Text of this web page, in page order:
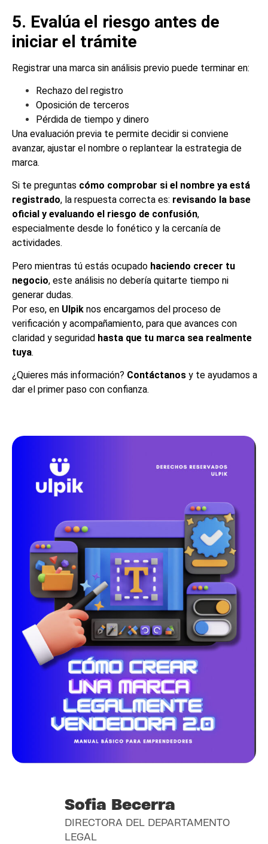
5. Evalúa el riesgo antes de
iniciar el trámite
Registrar una marca sin análisis previo puede terminar en:
Rechazo del registro
Oposición de terceros
Pérdida de tiempo y dinero
Una evaluación previa te permite decidir si conviene
avanzar, ajustar el nombre o replantear la estrategia de
marca.
Si te preguntas cómo comprobar si el nombre ya está
registrado, la respuesta correcta es: revisando la base
oficial y evaluando el riesgo de confusión,
especialmente desde lo fonético y la cercanía de
actividades.
Pero mientras tú estás ocupado haciendo crecer tu
negocio, este análisis no debería quitarte tiempo ni
generar dudas.
Por eso, en Ulpik nos encargamos del proceso de
verificación y acompañamiento, para que avances con
claridad y seguridad hasta que tu marca sea realmente
tuya.
¿Quieres más información? Contáctanos y te ayudamos a
dar el primer paso con confianza.
Sofia Becerra
DIRECTORA DEL DEPARTAMENTO
LEGAL